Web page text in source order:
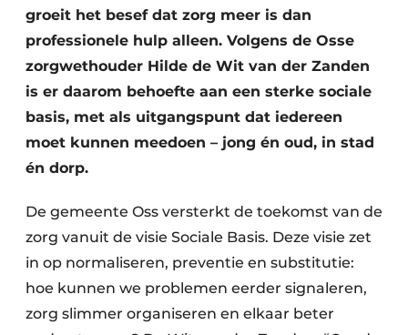
groeit het besef dat zorg meer is dan
professionele hulp alleen. Volgens de Osse
zorgwethouder Hilde de Wit van der Zanden
is er daarom behoefte aan een sterke sociale
basis, met als uitgangspunt dat iedereen
moet kunnen meedoen – jong én oud, in stad
én dorp.
De gemeente Oss versterkt de toekomst van de
zorg vanuit de visie Sociale Basis. Deze visie zet
in op normaliseren, preventie en substitutie:
hoe kunnen we problemen eerder signaleren,
zorg slimmer organiseren en elkaar beter